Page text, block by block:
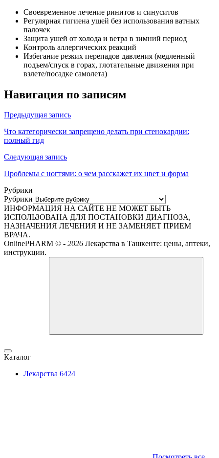
Своевременное лечение ринитов и синуситов
Регулярная гигиена ушей без использования ватных
палочек
Защита ушей от холода и ветра в зимний период
Контроль аллергических реакций
Избегание резких перепадов давления (медленный
подъем/спуск в горах, глотательные движения при
взлете/посадке самолета)
Навигация по записям
Предыдущая запись
Что категорически запрещено делать при стенокардии:
полный гид
Следующая запись
Проблемы с ногтями: о чем расскажет их цвет и форма
Рубрики
Рубрики
ИНФОРМАЦИЯ НА САЙТЕ НЕ МОЖЕТ БЫТЬ
ИСПОЛЬЗОВАНА ДЛЯ ПОСТАНОВКИ ДИАГНОЗА,
НАЗНАЧЕНИЯ ЛЕЧЕНИЯ И НЕ ЗАМЕНЯЕТ ПРИЕМ
ВРАЧА.
OnlinePHARM © - 2026 Лекарства в Ташкенте: цены, аптеки,
инструкции.
Каталог
Лекарства 6424